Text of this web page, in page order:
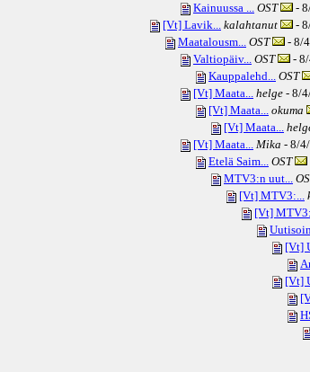
Kainuussa ... OST -
[Vt] Lavik... kalahtanut -
Maatalousm... OST - 8/
Valtiopäiv... OST -
Kauppalehd... OST
[Vt] Maata... helge - 8/
[Vt] Maata... okuma
[Vt] Maata...
[Vt] Maata... Mika - 8/
Etelä Saim... OST
MTV3:n uut...
[Vt] MTV3:...
[Vt]
[Vt]
[Vt]